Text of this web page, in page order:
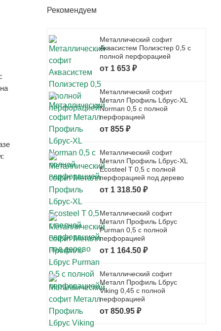
Рекомендуем
Металлический софит
Аквасистем Полиэстер 0,5 с
полной перфорацией
от 1 653 ₽
Металлический софит
Металл Профиль Lбрус-XL
Norman 0,5 с полной
перфорацией
от 855 ₽
Металлический софит
Металл Профиль Lбрус-XL
Ecosteel T 0,5 с полной
перфорацией под дерево
от 1 318.50 ₽
Металлический софит
Металл Профиль Lбрус
Purman 0,5 с полной
перфорацией
от 1 164.50 ₽
Металлический софит
Металл Профиль Lбрус
Viking 0,45 с полной
перфорацией
от 850.95 ₽